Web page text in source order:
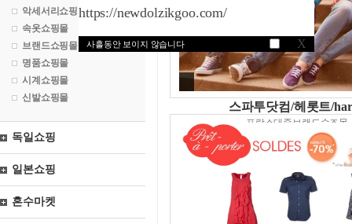
https://newdolzikgoo.com/
사흘동안 보이지 않습니다 X
악세서리쇼핑몰
속옷쇼핑몰
브랜드쇼핑몰
명품쇼핑몰
시계쇼핑몰
신발쇼핑몰
독일쇼핑
일본쇼핑
혼수마켓
스파투닷컴/헤롯트/
프랑스대중브랜드슈즈몰